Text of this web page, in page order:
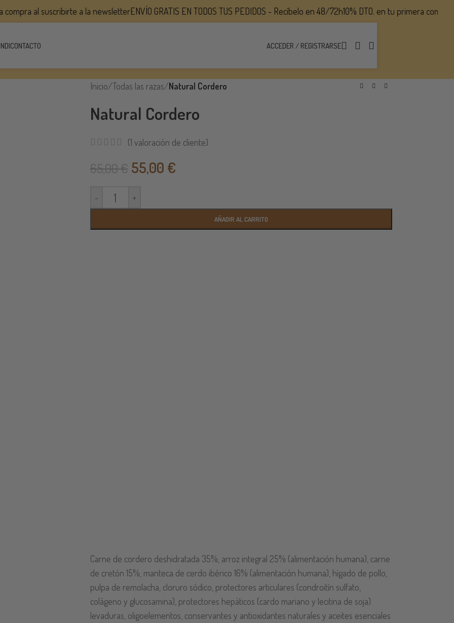
al suscribirte a la newsletterENVÍO GRATIS EN TODOS TUS PEDIDOS - Recíbelo en 48/72h10% DTO. en tu primera compra al
CONTACTO ACCEDER / REGISTRARSE
Inicio/Todas las razas/Natural Cordero
Natural Cordero
(1 valoración de cliente)
65,00€ 55,00 €
- +
AÑADIR AL CARRITO
Carne de cordero deshidratada 35%, arroz integral 25% (alimentación humana), carne
de cretón 15%, manteca de cerdo ibérico 16% (alimentación humana), hígado de pollo,
pulpa de remolacha, cloruro sódico, protectores articulares (condroitín sulfato,
colágeno y glucosamina), protectores hepáticos (cardo mariano y lecitina de soja)
levaduras, oligoelementos, conservantes y antioxidantes naturales y aceites esenciales